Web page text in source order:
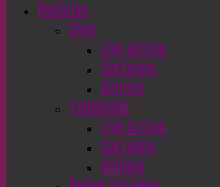
Noticias
Cine
Live Action
Cartoons
Animes
Televisión
Live Action
Cartoons
Animes